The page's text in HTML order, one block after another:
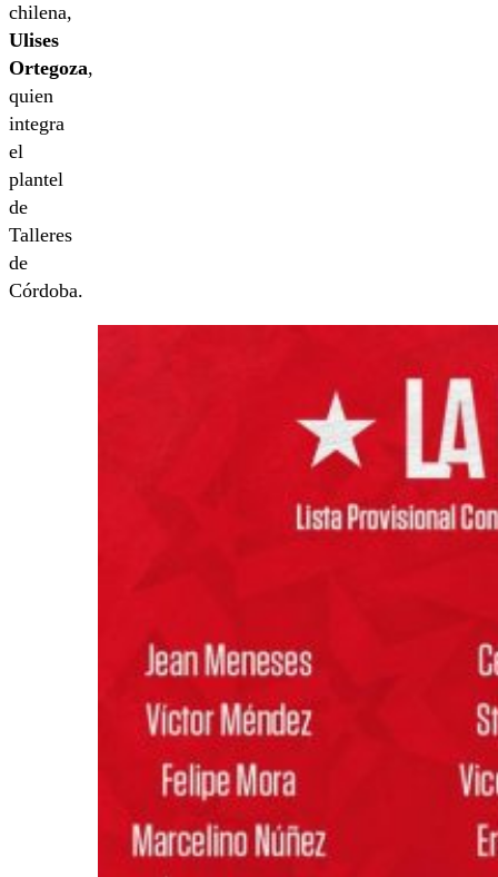
chilena,
Ulises
Ortegoza,
quien
integra
el
plantel
de
Talleres
de
Córdoba.